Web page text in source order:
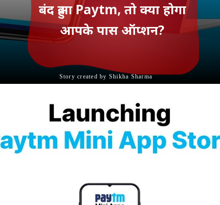
बंद हुआ Paytm, तो क्‍या होगा
आपके पास ऑप्‍शन?
Story created by Shikha Sharma